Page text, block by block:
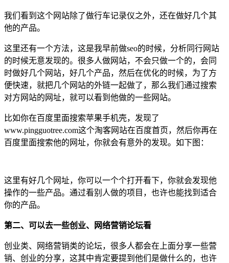
我们看到这个网站除了做行车记录仪之外，还在做好几个其
他的产品。
这里还有一个方法，这是我早前做seo的时候，分析同行网站
的时候无意发现的。很多人做网站，不会只做一个的，会同
时做好几个网站，好几个产品，然后在优化的时候，为了方
便快速，就把几个网站的外链一起做了，那么我们通过搜索
对方网站的网址，就可以看到他做的一些网站。
比如你在百度里面搜索苹果手机壳，发现了
www.pingguotree.com这个淘客网站在百度首页，然后你再在
百度里面搜索他的网址，你就会有意外的发现。如下图：
这里有好几个网址，你可以一个个打开看下，你就会发现他
操作的一些产品。通过看别人做的项目，也许也能找到适合
你的产品。
第二、可以去一些创业、网络营销论坛看
创业类、网络营销类的论坛，很多人都会在上面分享一些营
销、创业的分享，这其中肯定要提到他们是做什么的，也许